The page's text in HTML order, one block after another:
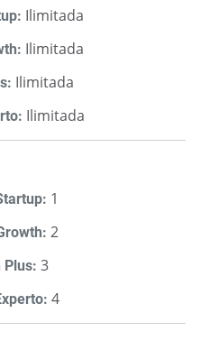
Ilimitada
Ilimitada
Ilimitada
Ilimitada
1
2
3
4